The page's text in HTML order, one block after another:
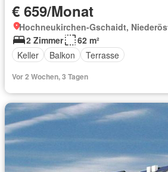
€ 659/Monat
Hochneukirchen-Gschaidt,
2 Zimmer
62 m²
Keller
Balkon Terrasse
Vor 2 Wochen, 3 Tagen